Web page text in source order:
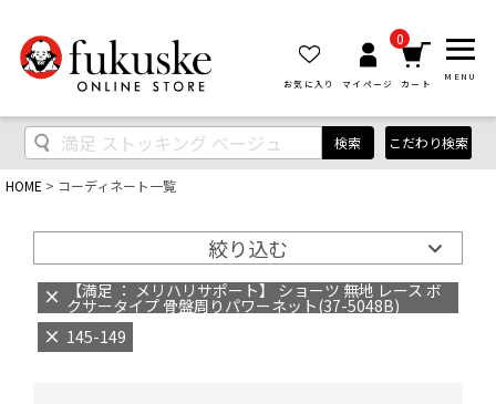
お気に入り マイページ
0
カート
MENU
検索 こだわり検索
HOME コーディネート一覧
絞り込む
【満足 ： メリハリサポート】 ショーツ 無地 レース ボ
クサータイプ 骨盤周りパワーネット(37-5048B)
145-149